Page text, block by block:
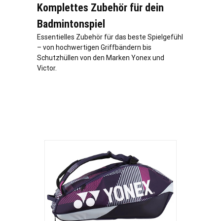
Komplettes Zubehör für dein
Badmintonspiel
Essentielles Zubehör für das beste Spielgefühl
– von hochwertigen Griffbändern bis
Schutzhüllen von den Marken Yonex und
Victor.